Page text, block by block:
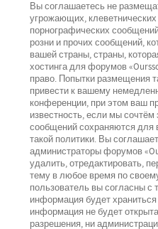
Вы соглашаетесь не
угрожающих,
порнографических
розни и прочих сообщений,
вашей страны, страны,
хостинга для форумов
право. Попытки размещения
привести к вашему
конференции, при этом ваш
известность, если мы
сообщений сохраняются для
такой политики. Вы
администраторы форумов
удалить, отредактировать,
тему в любое время по
пользователь вы согласны с
информация будет
информация не будет
разрешения, ни